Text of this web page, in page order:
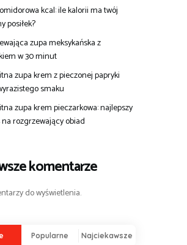
kcal: ile kalorii ma twój
posiłek?
zupa meksykańska z
w 30 minut
zupa krem z pieczonej papryki
smaku
zupa krem pieczarkowa: najlepszy
rozgrzewający obiad
komentarze
do wyświetlenia.
Popularne Najciekawsze